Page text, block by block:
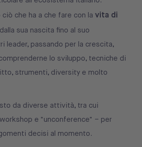
che ha a che fare con la vita di
sua nascita fino al suo
leader, passando per la crescita,
lo sviluppo, tecniche di
strumenti, diversity e molto
da diverse attività, tra cui
e "unconference" – per
decisi al momento.